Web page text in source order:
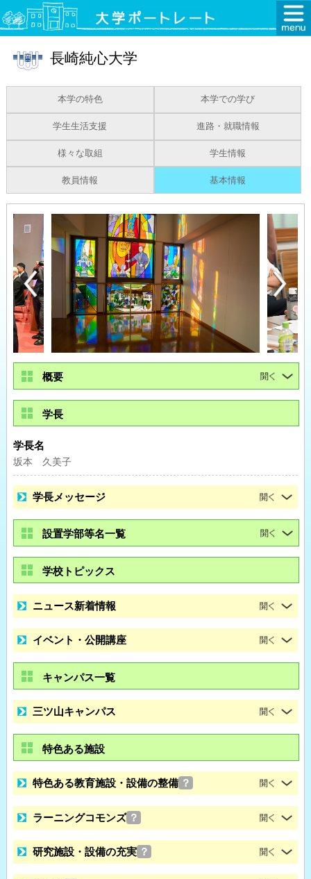
長崎純心大学
本学の特色 本学での学び
学生生活支援 進路・就職情報
様々な取組 学生情報
教員情報 基本情報
概要
学長
学長名
坂本 久美子
学長メッセージ
設置学部等名一覧
学校トピックス
ニュース新着情報
イベント・公開講座
キャンパス一覧
三ツ山キャンパス
特色ある施設
特色ある教育施設・設備の整備 ？
ラーニングコモンズ ？
研究施設・設備の充実 ？